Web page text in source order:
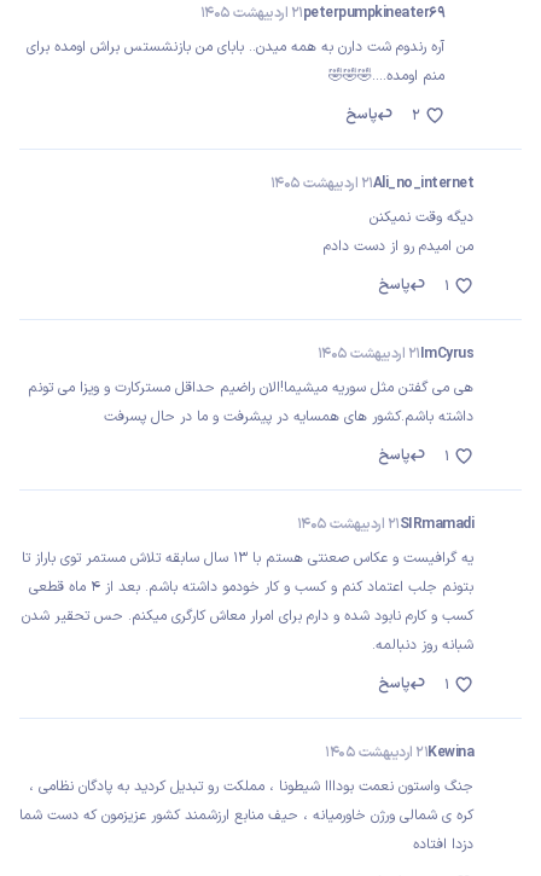
peterpumpkineater6921 اردیبهشت 1405
آره رندوم شت دارن به همه میدن.. بابای من بازنشستس براش اومده برای
منم اومده....🤣🤣🤣
پاسخ
2
Ali_no_internet21 اردیبهشت 1405
دیگه وقت نمیکنن
من امیدم رو از دست دادم
پاسخ
1
ImCyrus21 اردیبهشت 1405
هی می گفتن مثل سوریه میشیما!الان راضیم حداقل مسترکارت و ویزا می تونم
داشته باشم.کشور های همسایه در پیشرفت و ما در حال پسرفت
پاسخ
1
SIRmamadi21 اردیبهشت 1405
یه گرافیست و عکاس صعنتی هستم با ۱۳ سال سابقه تلاش مستمر توی باراز تا
بتونم جلب اعتماد کنم و کسب و کار خودمو‌ داشته باشم. بعد از ۴ ماه قطعی
کسب و کارم نابود شده و دارم برای امرار معاش کارگری میکنم. حس تحقیر شدن
شبانه روز دنبالمه.
پاسخ
1
Kewina21 اردیبهشت 1405
جنگ واستون نعمت بودااا شیطونا ، مملکت رو تبدیل کردید به پادگان نظامی ،
کره ی شمالی ورژن خاورمیانه ، حیف منابع ارزشمند کشور عزیزمون که دست شما
دزدا افتاده